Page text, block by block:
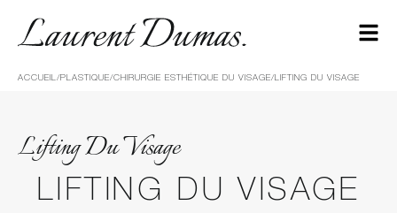
ACCUEIL/ PLASTIQUE/CHIRURGIE ESTHÉTIQUE DU VISAGE/LIFTING DU VISAGE
Lifting Du Visage
LIFTING DU VISAGE